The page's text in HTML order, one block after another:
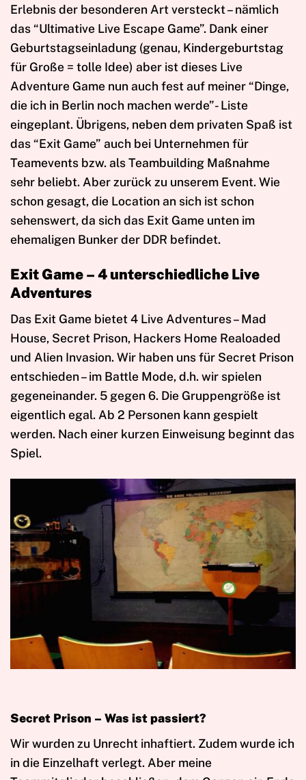
Erlebnis der besonderen Art versteckt – nämlich
das “Ultimative Live Escape Game”. Dank einer
Geburtstagseinladung (genau, Kindergeburtstag
für Große = tolle Idee) aber ist dieses Live
Adventure Game nun auch fest auf meiner “Dinge,
die ich in Berlin noch machen werde”- Liste
eingeplant. Übrigens, neben dem privaten Spaß ist
das “Exit Game” auch bei Unternehmen für
Teamevents bzw. als Teambuilding Maßnahme
sehr beliebt. Aber zurück zu unserem Event. Wie
schon gesagt, die Location an sich ist schon
sehenswert, da sich das Exit Game unten im
ehemaligen Bunker der DDR befindet.
Exit Game – 4 unterschiedliche Live
Adventures
Das Exit Game bietet 4 Live Adventures – Mad
House, Secret Prison, Hackers Home Realoaded
und Alien Invasion. Wir haben uns für Secret Prison
entschieden – im Battle Mode, d.h. wir spielen
gegeneinander. 5 gegen 6. Die Gruppengröße ist
eigentlich egal. Ab 2 Personen kann gespielt
werden. Nach einer kurzen Einweisung beginnt das
Spiel.
Secret Prison – Was ist passiert?
Wir wurden zu Unrecht inhaftiert. Zudem wurde ich
in die Einzelhaft verlegt. Aber meine